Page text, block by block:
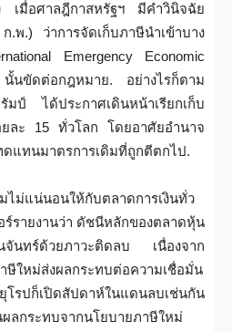
เมื่อศาลฎีกาสหรัฐฯ มีคำวินิจฉัย
พ.) ว่าการจัดเก็บภาษีนำเข้าบาง
Emergency Economic
นขัดต่อกฎหมาย. อย่างไรก็ตาม
ป์ ได้ประกาศเดินหน้าเรียกเก็บ
ยละ 15 ทั่วโลก โดยอาศัยอำนาจ
แทนมาตรการเดิมที่ถูกตีตกไป.
ไม่แน่นอนให้กับตลาดการเงินทั่ว
ร์รายงานว่า ดัชนีหลักของตลาดหุ้น
จันทร์ด้วยภาวะติดลบ เนื่องจาก
ษีใหม่ส่งผลกระทบต่อความเชื่อมั่น
รปก็เปิดสัปดาห์ในแดนลบเช่นกัน
ลกระทบจากนโยบายภาษีใหม่